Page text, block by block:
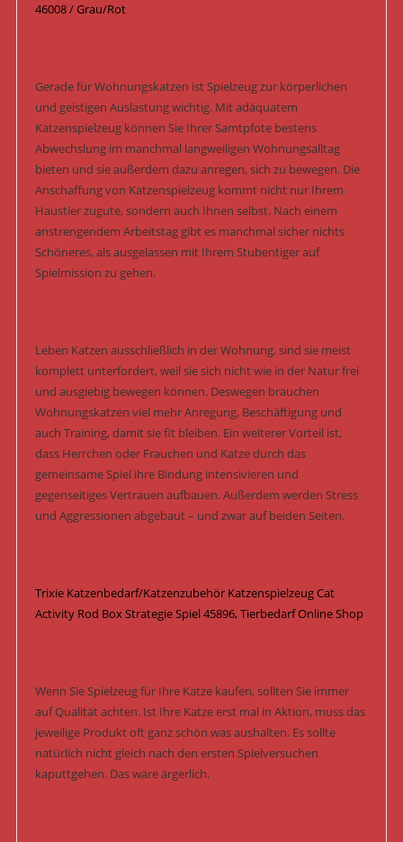
46008 / Grau/Rot
Gerade für Wohnungskatzen ist Spielzeug zur körperlichen
und geistigen Auslastung wichtig. Mit adäquatem
Katzenspielzeug können Sie Ihrer Samtpfote bestens
Abwechslung im manchmal langweiligen Wohnungsalltag
bieten und sie außerdem dazu anregen, sich zu bewegen. Die
Anschaffung von Katzenspielzeug kommt nicht nur Ihrem
Haustier zugute, sondern auch Ihnen selbst. Nach einem
anstrengendem Arbeitstag gibt es manchmal sicher nichts
Schöneres, als ausgelassen mit Ihrem Stubentiger auf
Spielmission zu gehen.
Leben Katzen ausschließlich in der Wohnung, sind sie meist
komplett unterfordert, weil sie sich nicht wie in der Natur frei
und ausgiebig bewegen können. Deswegen brauchen
Wohnungskatzen viel mehr Anregung, Beschäftigung und
auch Training, damit sie fit bleiben. Ein weiterer Vorteil ist,
dass Herrchen oder Frauchen und Katze durch das
gemeinsame Spiel ihre Bindung intensivieren und
gegenseitiges Vertrauen aufbauen. Außerdem werden Stress
und Aggressionen abgebaut – und zwar auf beiden Seiten.
Trixie Katzenbedarf/Katzenzubehör Katzenspielzeug Cat
Activity Rod Box Strategie Spiel 45896, Tierbedarf Online Shop
Wenn Sie Spielzeug für Ihre Katze kaufen, sollten Sie immer
auf Qualität achten. Ist Ihre Katze erst mal in Aktion, muss das
jeweilige Produkt oft ganz schön was aushalten. Es sollte
natürlich nicht gleich nach den ersten Spielversuchen
kaputtgehen. Das wäre ärgerlich.